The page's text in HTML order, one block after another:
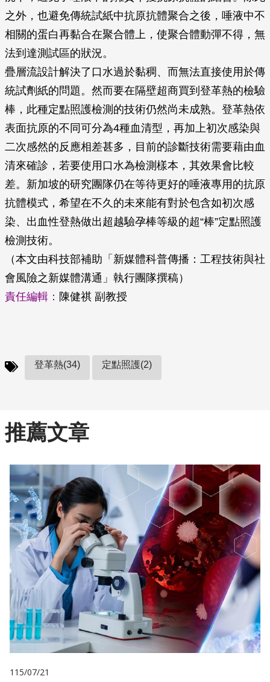
之外，也避免傳統試紙中抗原抗體聚合之後，唾液中不
相關的蛋白再黏合在聚合體上，使聚合體動彈不得，無
法到達測試區的狀況。
疊層流設計解決了口水過於黏稠、而無法直接使用於傳
統試劑紙的問題。然而要在隔壁超商買到登革熱的檢驗
棒，此種定點照護檢測的技術仍然尚未成熟。登革熱依
表面抗原的不同可分為4種血清型，再加上初次感染與
二次感然的反應相差甚多，目前的診斷技術需要藉由血
清來確診，若要使用口水為檢測樣本，其效果會比較
差。新加坡的研究團隊仍在等待更好的唾液專用的抗原
抗體模式，希望在不久的未來能有對於包含如初次感
染、出血性登熱做出超越驗孕棒等級的超“棒”定點照護
檢測技術。
（本文由科技部補助「新媒體科普傳播：工程技術與社
會風險之新媒體溝通」執行團隊撰稿）
責任編輯： 陳健祺 副教授
登革熱(34) 定點照護(2)
推薦文章
115/07/21